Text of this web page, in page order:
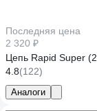
Последняя цена
2 320 ₽
Цепь Rapid Super
4.8(122)
Аналоги